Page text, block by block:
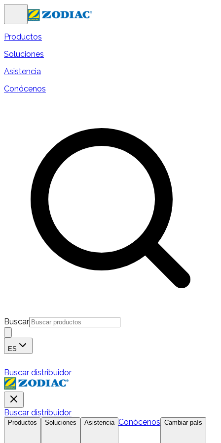
Productos
Soluciones
Asistencia
Conócenos
Buscar
ES
Buscar distribuidor
Buscar distribuidor
Productos Soluciones Asistencia Conócenos Cambiar país